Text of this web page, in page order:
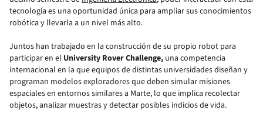
tecnología es una oportunidad única para ampliar sus conocimientos
robótica y llevarla a un nivel más alto.
Juntos han trabajado en la construcción de su propio robot para
participar en el University Rover Challenge, una competencia
internacional en la que equipos de distintas universidades diseñan y
programan modelos exploradores que deben simular misiones
espaciales en entornos similares a Marte, lo que implica recolectar
objetos, analizar muestras y detectar posibles indicios de vida.